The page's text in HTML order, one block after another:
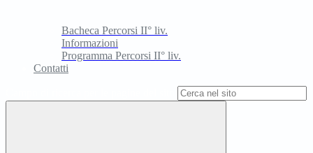
Bacheca Percorsi II° liv.
Informazioni
Programma Percorsi II° liv.
Contatti